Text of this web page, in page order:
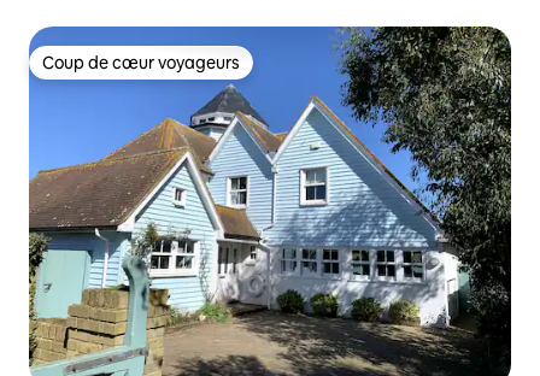
Coup de cœur voyageurs
Coup de cœur voyageurs